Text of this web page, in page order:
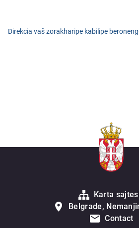
Direkcia vaš zorakharipe kabilipe
Karta
Belgrade,
Contact